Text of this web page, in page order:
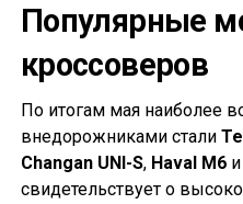
Популярные
кроссоверов
По итогам мая наиболее
внедорожниками стали
Changan UNI-S, Haval M6и
свидетельствует о